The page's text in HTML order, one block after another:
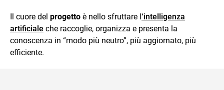
Il cuore del progetto è nello sfruttare l‘intelligenza
artificiale che raccoglie, organizza e presenta la
conoscenza in “modo più neutro”, più aggiornato, più
efficiente.